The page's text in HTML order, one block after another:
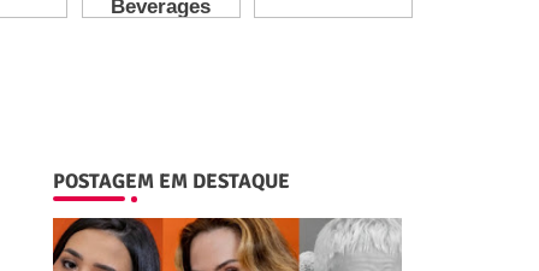
POSTAGEM EM DESTAQUE